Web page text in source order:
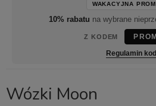
WAKACYJNA
10% rabatu na wybrane
Z KODEM
Regulamin
Wózki Moon